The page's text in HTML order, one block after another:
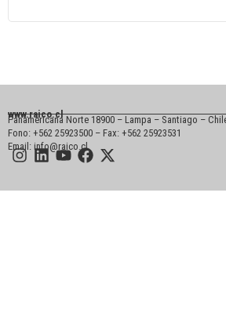
www.raico.cl
Panamericana Norte 18900 – Lampa – Santiago –
Fono: +562 25923500 – Fax: +562 25923531
Email: info@raico.cl